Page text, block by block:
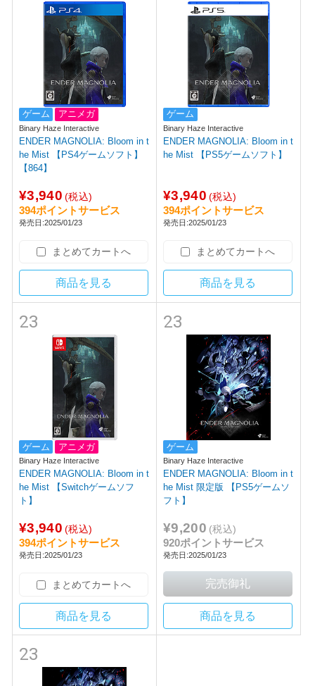
ゲーム アニメガ
Binary Haze Interactive
ENDER MAGNOLIA: Bloom in t
he Mist 【PS4ゲームソフト】
【864】
¥3,940 (税込)
394ポイントサービス
発売日:2025/01/23
まとめてカートへ
商品を見る
ゲーム
Binary Haze Interactive
ENDER MAGNOLIA: Bloom in t
he Mist 【PS5ゲームソフト】
¥3,940 (税込)
394ポイントサービス
発売日:2025/01/23
まとめてカートへ
商品を見る
23
ゲーム アニメガ
Binary Haze Interactive
ENDER MAGNOLIA: Bloom in t
he Mist 【Switchゲームソフ
ト】
¥3,940 (税込)
394ポイントサービス
発売日:2025/01/23
まとめてカートへ
商品を見る
23
ゲーム
Binary Haze Interactive
ENDER MAGNOLIA: Bloom in t
he Mist 限定版 【PS5ゲームソ
フト】
¥9,200 (税込)
920ポイントサービス
発売日:2025/01/23
商品を見る
23